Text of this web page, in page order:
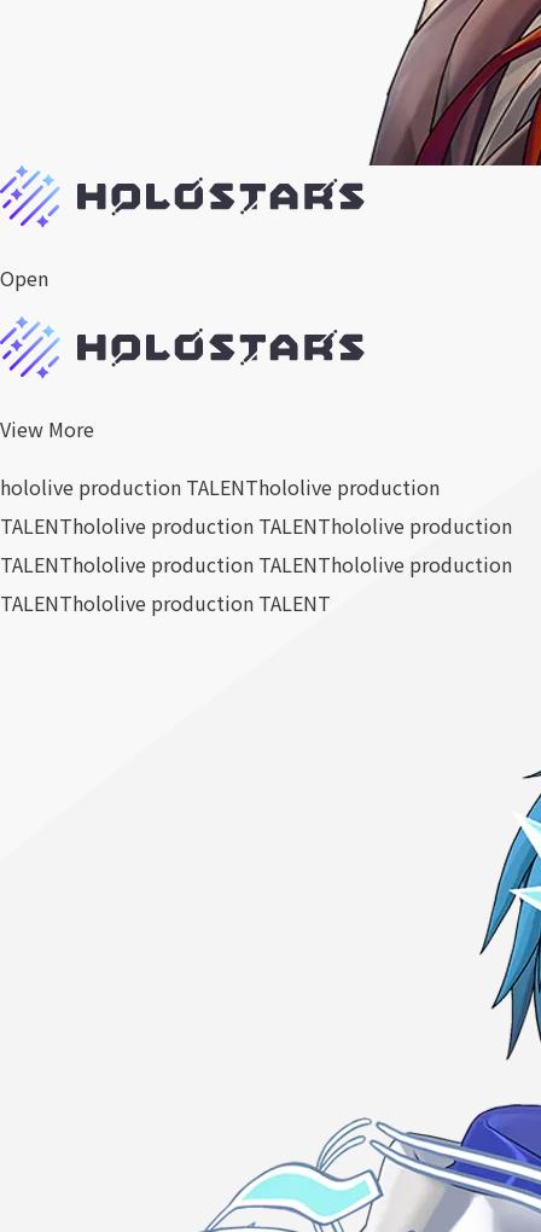
Open
View More
hololive production TALENThololive production
TALENThololive production TALENThololive production
TALENThololive production TALENThololive production
TALENThololive production TALENT